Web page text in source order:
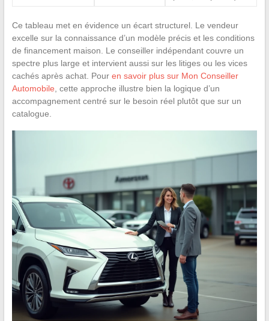
Ce tableau met en évidence un écart structurel. Le vendeur
excelle sur la connaissance d’un modèle précis et les conditions
de financement maison. Le conseiller indépendant couvre un
spectre plus large et intervient aussi sur les litiges ou les vices
cachés après achat. Pour en savoir plus sur Mon Conseiller
Automobile , cette approche illustre bien la logique d’un
accompagnement centré sur le besoin réel plutôt que sur un
catalogue.